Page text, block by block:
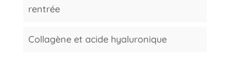
rentrée
Collagène et acide hyaluronique